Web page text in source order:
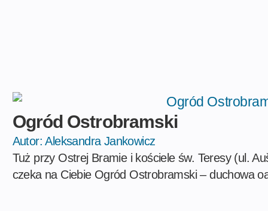
Ogród Ostrobramski
Autor: Aleksandra Jankowicz
Tuż przy Ostrej Bramie i kościele św. Teresy (ul.
czeka na Ciebie Ogród Ostrobramski – duchowa